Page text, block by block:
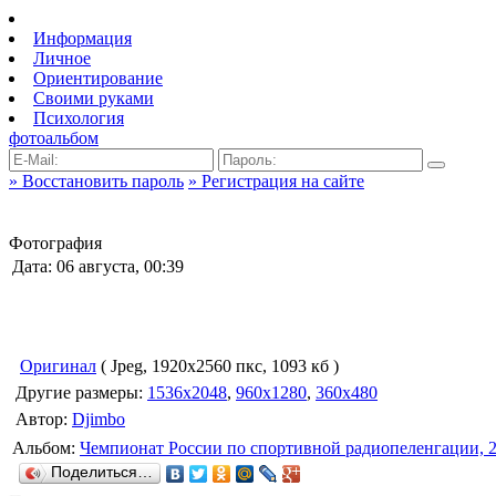
Информация
Личное
Ориентирование
Своими руками
Психология
фотоальбом
» Восстановить пароль » Регистрация на сайте
Фотография
Дата: 06 августа, 00:39
Оригинал ( Jpeg, 1920x2560 пкс, 1093 кб )
Другие размеры: 1536x2048, 960x1280, 360x480
Автор: Djimbo
Альбом: Чемпионат России по спортивной радиопеленгации,
Поделиться…